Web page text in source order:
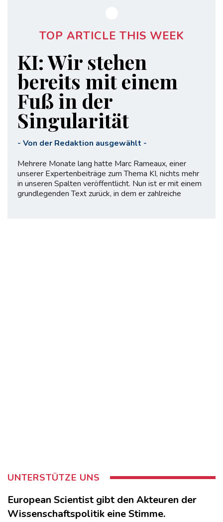
TOP ARTICLE THIS WEEK
KI: Wir stehen
bereits mit einem
Fuß in der
Singularität
- Von der Redaktion ausgewählt -
Mehrere Monate lang hatte Marc Rameaux, einer
unserer Expertenbeiträge zum Thema KI, nichts mehr
in unseren Spalten veröffentlicht. Nun ist er mit einem
grundlegenden Text zurück, in dem er zahlreiche
UNTERSTÜTZE UNS
European Scientist gibt den Akteuren der
Wissenschaftspolitik eine Stimme.